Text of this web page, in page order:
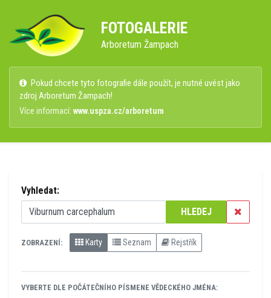
FOTOGALERIE
Arboretum Žampach
Pokud chcete tyto fotografie dále použít, je nutné uvést jako
zdroj Arboretum Žampach!
Více informací: www.uspza.cz/arboretum
Vyhledat:
HLEDEJ
ZOBRAZENÍ: Karty Seznam Rejstřík
VYBERTE DLE POČÁTEČNÍHO PÍSMENE VĚDECKÉHO JMÉNA: